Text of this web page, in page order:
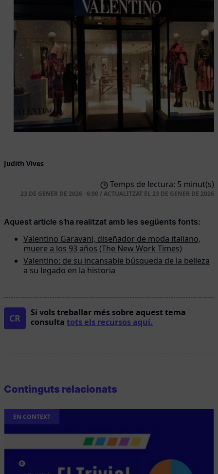
Judith Vives
Temps de lectura: 5 minut(s)
23 DE GENER DE 2026 · 6:00 /ACTUALITZAT EL 23 DE GENER DE 2026
Aquest article s'ha realitzat amb les següents fonts:
Valentino Garavani, diseñador de moda italiano,
muere a los 93 años (The New Work Times)
Valentino: de su incansable búsqueda de la belleza
a su legado en la historia
CR
Si vols treballar més sobre aquest tema
consulta tots els recursos aquí.
Continguts relacionats
EN CONTEXT